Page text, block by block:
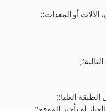
أو المعدات؛;
العليا؛;